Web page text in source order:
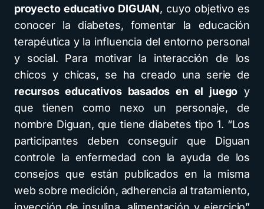
proyecto educativo DIGUAN, cuyo objetivo es
conocer la diabetes, fomentar la educación
terapéutica y la influencia del entorno personal
y social. Para motivar la interacción de los
chicos y chicas, se ha creado una serie de
recursos educativos basados en el juego y
que tienen como nexo un personaje, de
nombre Diguan, que tiene diabetes tipo 1. “Los
participantes deben conseguir que Diguan
controle la enfermedad con la ayuda de los
consejos que están publicados en la misma
web sobre medición, adherencia al tratamiento,